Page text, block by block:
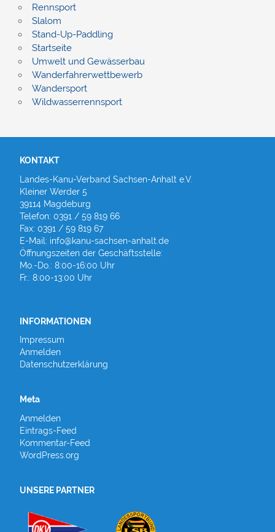
Rennsport
Slalom
Stand-Up-Paddling
Startseite
Umwelt und Gewässerbau
Wanderfahrerwettbewerb
Wandersport
Wildwasserrennsport
KONTAKT
Landes-Kanu-Verband Sachsen-Anhalt e.V.
Kleiner Werder 5
39114 Magdeburg
Telefon: 0391 / 59 819 66
Fax: 0391 / 59 819 67
E-Mail: info@kanu-sachsen-anhalt.de
Öffnungszeiten der Geschäftsstelle:
Mo.-Do.: 8:00-16:00 Uhr
Fr.: 8:00-13:00 Uhr
INFORMATIONEN
Impressum
Anmelden
Datenschutzerklärung
Meta
Anmelden
Eintrags-Feed
Kommentar-Feed
WordPress.org
UNSERE PARTNER